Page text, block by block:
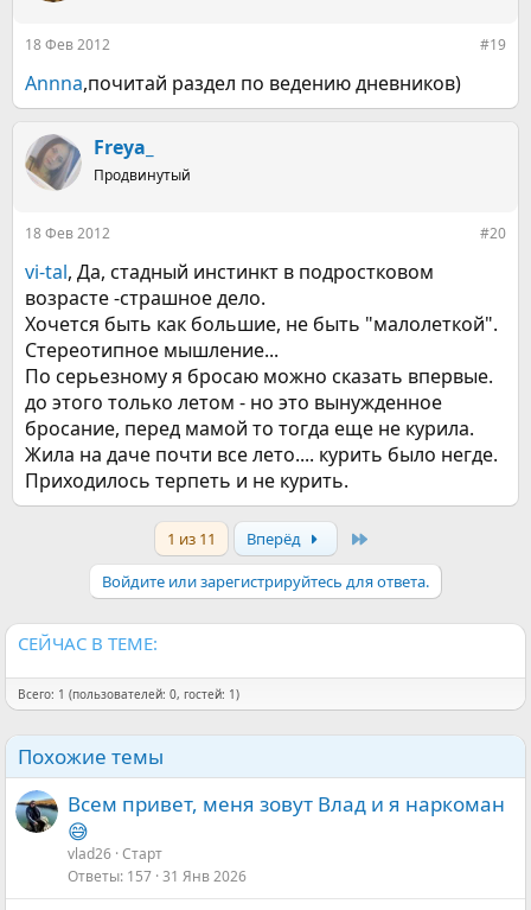
18 Фев 2012 #19
Annna,почитай раздел по ведению дневников)
Freya_
Продвинутый
18 Фев 2012 #20
vi-tal, Да, стадный инстинкт в подростковом
возрасте -страшное дело.
Хочется быть как большие, не быть "малолеткой".
Стереотипное мышление...
По серьезному я бросаю можно сказать впервые.
до этого только летом - но это вынужденное
бросание, перед мамой то тогда еще не курила.
Жила на даче почти все лето.... курить было негде.
Приходилось терпеть и не курить.
1 из 11 Вперёд
Войдите или зарегистрируйтесь для ответа.
СЕЙЧАС В ТЕМЕ:
Всего: 1 (пользователей: 0, гостей: 1)
Похожие темы
Всем привет, меня зовут Влад и я наркоман
😅
vlad26 Старт
Ответы 157 31 Янв 2026